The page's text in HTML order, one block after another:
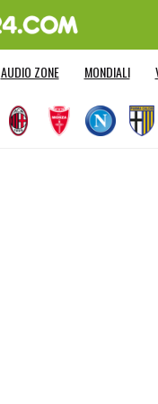
AUDIO ZONE MONDIALI